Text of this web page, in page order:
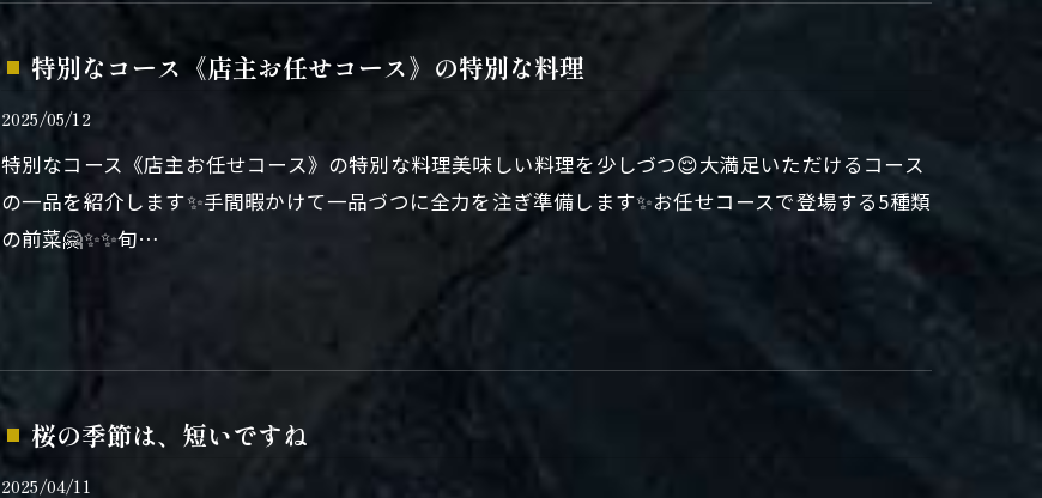
特別なコース《店主お任せコース》の特別な料理
2025/05/12
特別なコース《店主お任せコース》の特別な料理美味しい料理を少しづつ😌大満足いただけるコース
の一品を紹介します✨手間暇かけて一品づつに全力を注ぎ準備します✨お任せコースで登場する5種類
の前菜🤗✨✨旬…
桜の季節は、短いですね
2025/04/11